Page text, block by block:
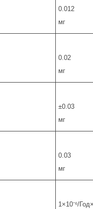
0.012
мг
0.02
мг
±0.03
мг
0.03
мг
1×10⁻⁶/